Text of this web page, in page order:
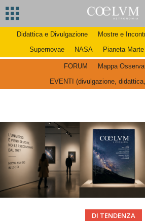
Didattica e Divulgazione Mostre e
Supernovae
NASA Pianeta Marte
FORUM
Mappa
EVENTI (divulgazione,
DI TENDENZA